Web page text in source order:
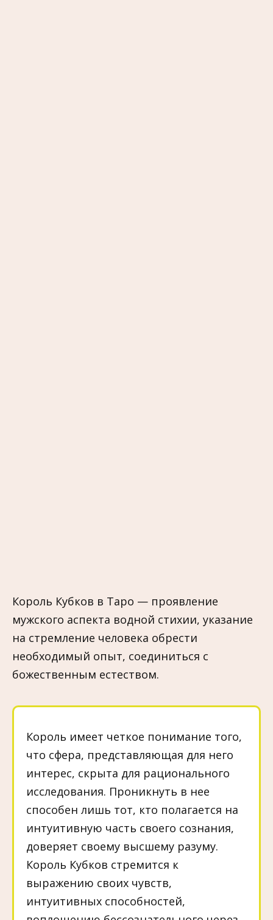
Король Кубков в Таро — проявление
мужского аспекта водной стихии, указание
на стремление человека обрести
необходимый опыт, соединиться с
божественным естеством.
Король имеет четкое понимание того,
что сфера, представляющая для него
интерес, скрыта для рационального
исследования. Проникнуть в нее
способен лишь тот, кто полагается на
интуитивную часть своего сознания,
доверяет своему высшему разуму.
Король Кубков стремится к
выражению своих чувств,
интуитивных способностей,